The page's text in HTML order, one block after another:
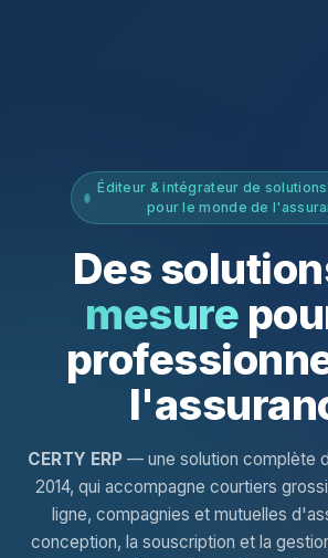
Éditeur & intégrateur de
pour le monde de
Des
mesure
CERTY ERP— une solution complète
2014, qui accompagne courtiers
ligne, compagnies et mutuelles
conception, la souscription et la